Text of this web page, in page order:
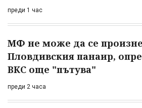
преди 1 час
МФ не може да се
Пловдивския панаир,
ВКС още "пътува"
преди 2 часа